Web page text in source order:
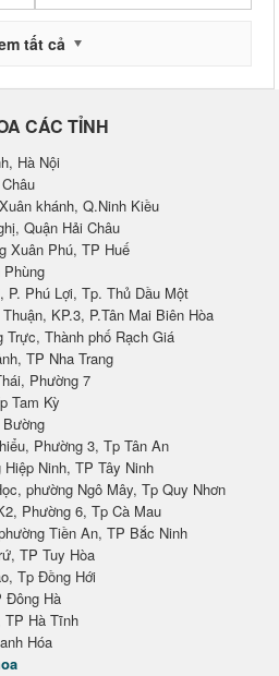
tất cả
CÁC TỈNH
Hà Nội
khánh, Q.Ninh Kiều
Quận Hải Châu
Xuân Phú, TP Huế
P. Phú Lợi, Tp. Thủ Dầu Một
KP.3, P.Tân Mai Biên Hòa
Trực, Thành phố Rạch Giá
TP Nha Trang
Phường 7
Tam Kỳ
Phường 3, Tp Tân An
Ninh, TP Tây Ninh
phường Ngô Mây, Tp Quy Nhơn
Phường 6, Tp Cà Mau
Tiền An, TP Bắc Ninh
TP Tuy Hòa
Tp Đồng Hới
Đông Hà
TP Hà Tĩnh
Hóa